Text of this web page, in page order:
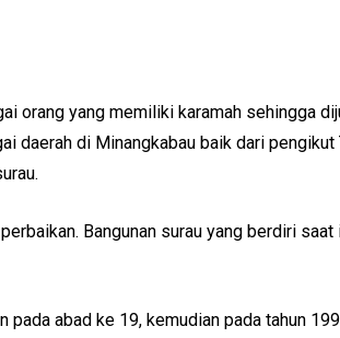
orang yang memiliki karamah sehingga
daerah di Minangkabau baik dari
Bangunan surau yang berdiri
pada abad ke 19, kemudian pada tahun